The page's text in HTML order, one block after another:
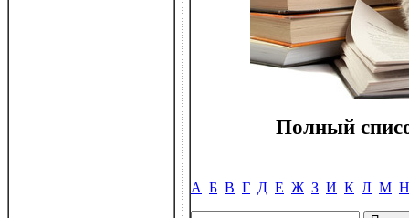
Полный
А Б В Г Д Е Ж З И К Л М Н